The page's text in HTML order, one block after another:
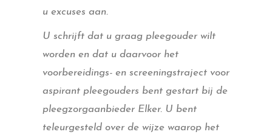
u excuses aan.
U schrijft dat u graag pleegouder wilt
worden en dat u daarvoor het
voorbereidings- en screeningstraject voor
aspirant pleegouders bent gestart bij de
pleegzorgaanbieder Elker. U bent
teleurgesteld over de wijze waarop het